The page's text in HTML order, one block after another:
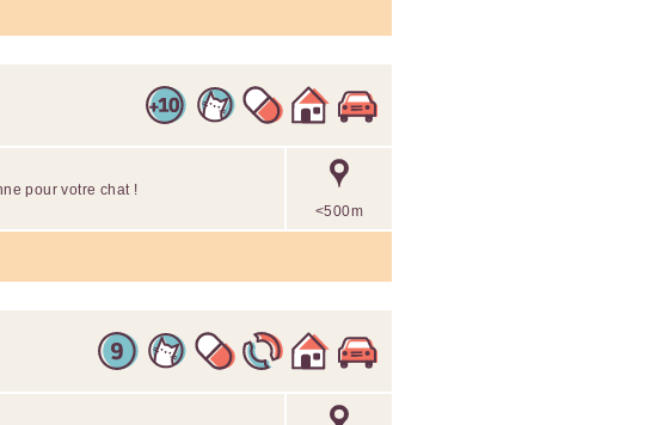
<500m
pour votre chat !